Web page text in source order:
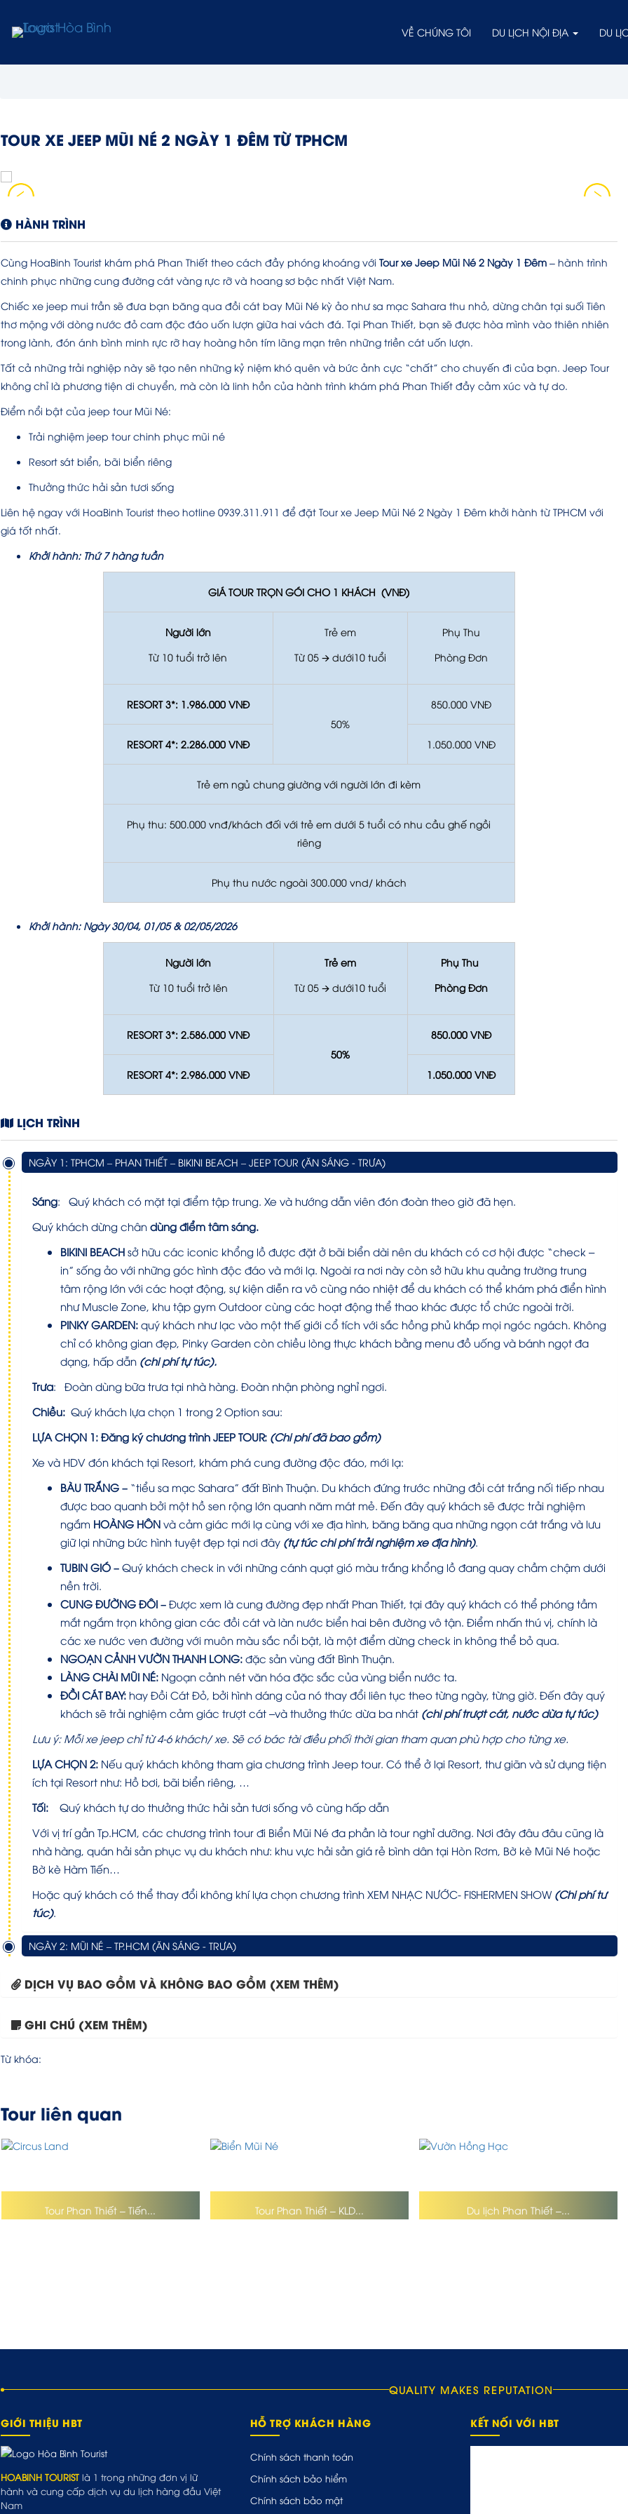
VỀ CHÚNG TÔI DU LỊCH NỘI ĐỊA DU
TOUR XE JEEP MŨI NÉ 2 NGÀY 1 ĐÊM TỪ TPHCM
HÀNH TRÌNH
Cùng HoaBinh Tourist khám phá Phan Thiết theo cách đầy phóng khoáng với Tour xe Jeep Mũi Né 2 Ngày 1 Đêm – hành trình
chinh phục những cung đường cát vàng rực rỡ và hoang sơ bậc nhất Việt Nam.
Chiếc xe jeep mui trần sẽ đưa bạn băng qua đồi cát bay Mũi Né kỳ ảo như sa mạc Sahara thu nhỏ, dừng chân tại suối Tiên
thơ mộng với dòng nước đỏ cam độc đáo uốn lượn giữa hai vách đá. Tại Phan Thiết, bạn sẽ được hòa mình vào thiên nhiên
trong lành, đón ánh bình minh rực rỡ hay hoàng hôn tím lãng mạn trên những triền cát uốn lượn.
Tất cả những trải nghiệp này sẽ tạo nên những kỷ niệm khó quên và bức ảnh cực “chất” cho chuyến đi của bạn. Jeep Tour
không chỉ là phương tiện di chuyển, mà còn là linh hồn của hành trình khám phá Phan Thiết đầy cảm xúc và tự do.
Điểm nổi bật của jeep tour Mũi Né:
Trải nghiệm jeep tour chinh phục mũi né
Resort sát biển, bãi biển riêng
Thưởng thức hải sản tươi sống
Liên hệ ngay với HoaBinh Tourist theo hotline 0939.311.911 để đặt Tour xe Jeep Mũi Né 2 Ngày 1 Đêm khởi hành từ TPHCM với
giá tốt nhất.
Khởi hành: Thứ 7 hàng tuần
GIÁ TOUR TRỌN GÓI CHO 1 KHÁCH (VNĐ)
Người lớn
Từ 10 tuổi trở lên
Trẻ em
Từ 05 🡪dưới10 tuổi
Phụ Thu
Phòng Đơn
RESORT 3*: 1.986.000 VNĐ
50%
850.000 VNĐ
RESORT 4*: 2.286.000 VNĐ 1.050.000 VNĐ
Trẻ em ngủ chung giường với người lớn đi kèm
Phụ thu: 500.000 vnđ/khách đối với trẻ em dưới 5 tuổi có nhu cầu ghế ngồi
riêng
Phụ thu nước ngoài 300.000 vnd/ khách
Khởi hành: Ngày 30/04, 01/05 & 02/05/2026
Người lớn
Từ 10 tuổi trở lên
Trẻ em
Từ 05🡪 dưới10 tuổi
Phụ Thu
Phòng Đơn
RESORT 3*: 2.586.000 VNĐ
50%
850.000 VNĐ
RESORT 4*: 2.986.000 VNĐ 1.050.000 VNĐ
LỊCH TRÌNH
NGÀY 1: TPHCM – PHAN THIẾT – BIKINI BEACH – JEEP TOUR (ĂN SÁNG - TRƯA)
Sáng: Quý khách có mặt tại điểm tập trung. Xe và hướng dẫn viên đón đoàn theo giờ đã hẹn.
Quý khách dừng chân dùng điểm tâm sáng.
BIKINI BEACH sở hữu các iconic khổng lồ được đặt ở bãi biển dài nên du khách có cơ hội được “check –
in” sống ảo với những góc hình độc đáo và mới lạ. Ngoài ra nơi này còn sở hữu khu quảng trường trung
tâm rộng lớn với các hoạt động, sự kiện diễn ra vô cùng náo nhiệt để du khách có thể khám phá điển hình
như Muscle Zone, khu tập gym Outdoor cùng các hoạt động thể thao khác được tổ chức ngoài trời.
PINKY GARDEN: quý khách như lạc vào một thế giới cổ tích với sắc hồng phủ khắp mọi ngóc ngách. Không
chỉ có không gian đẹp, Pinky Garden còn chiều lòng thực khách bằng menu đồ uống và bánh ngọt đa
dạng, hấp dẫn (chi phí tự túc).
Trưa: Đoàn dùng bữa trưa tại nhà hàng. Đoàn nhận phòng nghỉ ngơi.
Chiều: Quý khách lựa chọn 1 trong 2 Option sau:
LỰA CHỌN 1: Đăng ký chương trình JEEP TOUR: (Chi phí đã bao gồm)
Xe và HDV đón khách tại Resort, khám phá cung đường độc đáo, mới lạ:
BÀU TRẮNG – “tiểu sa mạc Sahara” đất Bình Thuận. Du khách đứng trước những đồi cát trắng nối tiếp nhau
được bao quanh bởi một hồ sen rộng lớn quanh năm mát mẻ. Đến đây quý khách sẽ được trải nghiệm
ngắm HOÀNG HÔN và cảm giác mới lạ cùng với xe địa hình, băng băng qua những ngọn cát trắng và lưu
giữ lại những bức hình tuyệt đẹp tại nơi đây (tự túc chi phí trải nghiệm xe địa hình).
TUBIN GIÓ – Quý khách check in với những cánh quạt gió màu trắng khổng lồ đang quay chầm chậm dưới
nền trời.
CUNG ĐƯỜNG ĐÔI – Được xem là cung đường đẹp nhất Phan Thiết, tại đây quý khách có thể phóng tầm
mắt ngắm trọn không gian các đồi cát và làn nước biển hai bên đường vô tận. Điểm nhấn thú vị, chính là
các xe nước ven đường với muôn màu sắc nổi bật, là một điểm dừng check in không thể bỏ qua.
NGOẠN CẢNH VƯỜN THANH LONG: đặc sản vùng đất Bình Thuận.
LÀNG CHÀI MŨI NÉ: Ngoạn cảnh nét văn hóa đặc sắc của vùng biển nước ta.
ĐỒI CÁT BAY: hay Đồi Cát Đỏ, bởi hình dáng của nó thay đổi liên tục theo từng ngày, từng giờ. Đến đây quý
khách sẽ trải nghiệm cảm giác trượt cát –và thưởng thức dừa ba nhát (chi phí trượt cát, nước dừa tự túc)
Lưu ý: Mỗi xe jeep chỉ từ 4-6 khách/ xe. Sẽ có bác tài điều phối thời gian tham quan phù hợp cho từng xe.
LỰA CHỌN 2: Nếu quý khách không tham gia chương trình Jeep tour. Có thể ở lại Resort, thư giãn và sử dụng tiện
ích tại Resort như: Hồ bơi, bãi biển riêng, …
Tối: Quý khách tự do thưởng thức hải sản tươi sống vô cùng hấp dẫn
Với vị trí gần Tp.HCM, các chương trình tour đi Biển Mũi Né đa phần là tour nghỉ dưỡng. Nơi đây đâu đâu cũng là
nhà hàng, quán hải sản phục vụ du khách như: khu vực hải sản giá rẻ bình dân tại Hòn Rơm, Bờ kè Mũi Né hoặc
Bờ kè Hàm Tiến…
Hoặc quý khách có thể thay đổi không khí lựa chọn chương trình XEM NHẠC NƯỚC- FISHERMEN SHOW (Chi phí tư
túc).
NGÀY 2: MŨI NÉ – TP.HCM (ĂN SÁNG - TRƯA)
DỊCH VỤ BAO GỒM VÀ KHÔNG BAO GỒM (XEM THÊM)
GHI CHÚ (XEM THÊM)
Từ khóa:
Tour liên quan
Tour Phan Thiết – Tiến... Tour Phan Thiết – KLD... Du lịch Phan Thiết –...
QUALITY MAKES REPUTATION
GIỚI THIỆU HBT
HOABINH TOURIST là 1 trong những đơn vị lữ
hành và cung cấp dịch vụ du lịch hàng đầu Việt
Nam
HỖ TRỢ KHÁCH HÀNG
Chính sách thanh toán
Chính sách bảo hiểm
Chính sách bảo mật
KẾT NỐI VỚI HBT